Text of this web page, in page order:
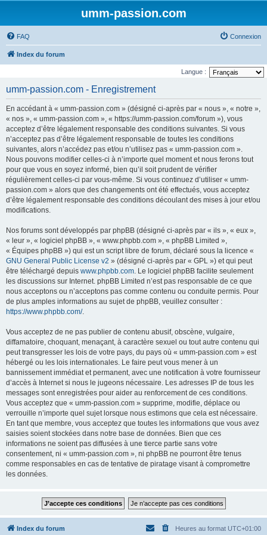
umm-passion.com
FAQ Connexion
Index du forum
Langue :
umm-passion.com - Enregistrement
En accédant à « umm-passion.com » (désigné ci-après par « nous », « notre »,
« nos », « umm-passion.com », « https://umm-passion.com/forum »), vous
acceptez d’être légalement responsable des conditions suivantes. Si vous
n’acceptez pas d’être légalement responsable de toutes les conditions
suivantes, alors n’accédez pas et/ou n’utilisez pas « umm-passion.com ».
Nous pouvons modifier celles-ci à n’importe quel moment et nous ferons tout
pour que vous en soyez informé, bien qu’il soit prudent de vérifier
régulièrement celles-ci par vous-même. Si vous continuez d’utiliser « umm-
passion.com » alors que des changements ont été effectués, vous acceptez
d’être légalement responsable des conditions découlant des mises à jour et/ou
modifications.
Nos forums sont développés par phpBB (désigné ci-après par « ils », « eux »,
« leur », « logiciel phpBB », « www.phpbb.com », « phpBB Limited »,
« Équipes phpBB ») qui est un script libre de forum, déclaré sous la licence «
GNU General Public License v2 » (désigné ci-après par « GPL ») et qui peut
être téléchargé depuis www.phpbb.com. Le logiciel phpBB facilite seulement
les discussions sur Internet. phpBB Limited n’est pas responsable de ce que
nous acceptons ou n’acceptons pas comme contenu ou conduite permis. Pour
de plus amples informations au sujet de phpBB, veuillez consulter :
https://www.phpbb.com/.
Vous acceptez de ne pas publier de contenu abusif, obscène, vulgaire,
diffamatoire, choquant, menaçant, à caractère sexuel ou tout autre contenu qui
peut transgresser les lois de votre pays, du pays où « umm-passion.com » est
hébergé ou les lois internationales. Le faire peut vous mener à un
bannissement immédiat et permanent, avec une notification à votre fournisseur
d’accès à Internet si nous le jugeons nécessaire. Les adresses IP de tous les
messages sont enregistrées pour aider au renforcement de ces conditions.
Vous acceptez que « umm-passion.com » supprime, modifie, déplace ou
verrouille n’importe quel sujet lorsque nous estimons que cela est nécessaire.
En tant que membre, vous acceptez que toutes les informations que vous avez
saisies soient stockées dans notre base de données. Bien que ces
informations ne soient pas diffusées à une tierce partie sans votre
consentement, ni « umm-passion.com », ni phpBB ne pourront être tenus
comme responsables en cas de tentative de piratage visant à compromettre
les données.
Index du forum Heures au format UTC+01:00